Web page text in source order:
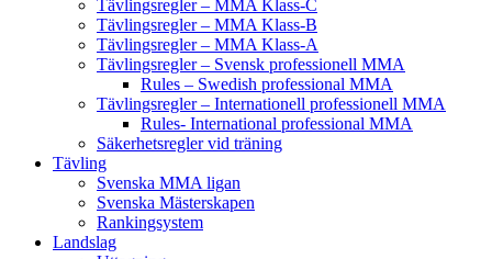
Tävlingsregler – MMA Klass-C
Tävlingsregler – MMA Klass-B
Tävlingsregler – MMA Klass-A
Tävlingsregler – Svensk professionell MMA
Rules – Swedish professional MMA
Tävlingsregler – Internationell professionell MMA
Rules- International professional MMA
Säkerhetsregler vid träning
Tävling
Svenska MMA ligan
Svenska Mästerskapen
Rankingsystem
Landslag